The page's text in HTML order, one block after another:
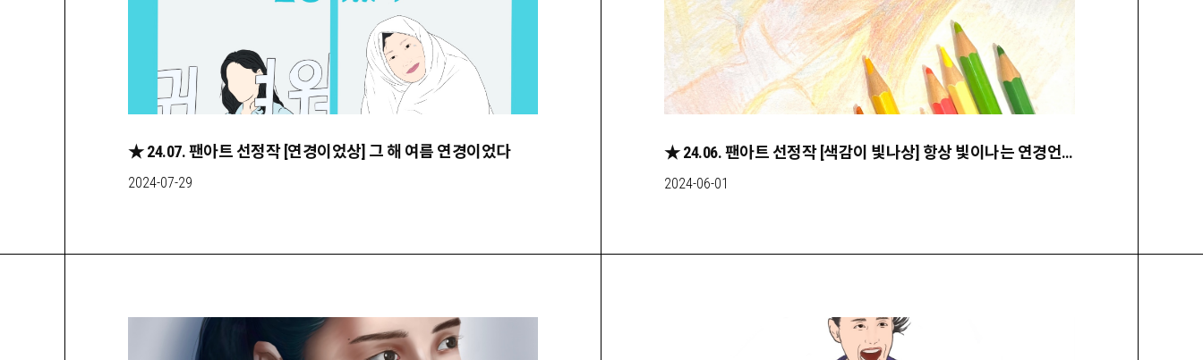
★ 24.07. 팬아트 선정작 [연경이었상] 그 해 여름 연경이었다
2024-07-29
★ 24.06. 팬아트 선정작 [색감이 빛나상] 항상 빛이나는 연경언니♡̈
2024-06-01